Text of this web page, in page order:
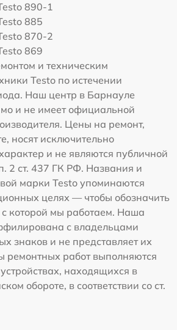
890-1
885
870-2
869
и техническим
Testo по истечении
Наш центр в Барнауле
и не имеет официальной
Цены на ремонт,
носят исключительно
и не являются публичной
2 ст. 437 ГК РФ. Названия и
марки Testo упоминаются
целях — чтобы обозначить
с которой мы работаем. Наша
с владельцами
знаков и не представляет их
ремонтных работ выполняются
находящихся в
обороте, в соответствии со ст.